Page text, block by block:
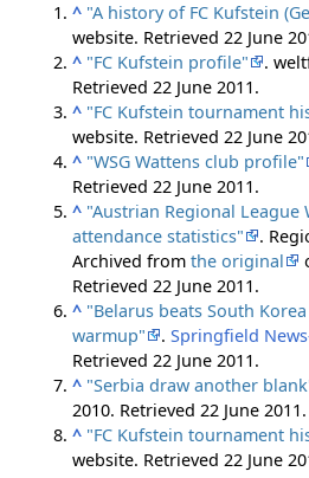
^ "A history of FC Kufstein
website. Retrieved22 June
^ "FC Kufstein profile" .
Retrieved22 June 2011.
^ "FC Kufstein tournament
website. Retrieved22 June
^ "WSG Wattens club profile"
Retrieved22 June 2011.
^ "Austrian Regional League
attendance statistics"
.
Archived fromthe original
Retrieved22 June 2011.
^ "Belarus beats South
warmup"
.Springfield
Retrieved22 June 2011.
^ "Serbia draw another
2010. Retrieved22 June 2011.
^ "FC Kufstein tournament
website. Retrieved22 June